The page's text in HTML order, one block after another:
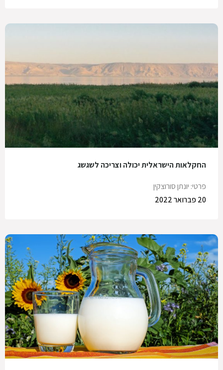
החקלאות הישראלית יכולה וצריכה לשגשג
פרטי: יונתן סורוצקין
20 פברואר 2022